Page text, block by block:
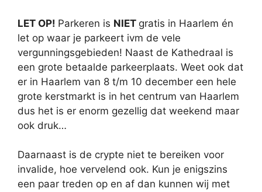
LET OP! Parkeren is NIET gratis in Haarlem én
let op waar je parkeert ivm de vele
vergunningsgebieden! Naast de Kathedraal is
een grote betaalde parkeerplaats. Weet ook dat
er in Haarlem van 8 t/m 10 december een hele
grote kerstmarkt is in het centrum van Haarlem
dus het is er enorm gezellig dat weekend maar
ook druk…
Daarnaast is de crypte niet te bereiken voor
invalide, hoe vervelend ook. Kun je enigszins
een paar treden op en af dan kunnen wij met